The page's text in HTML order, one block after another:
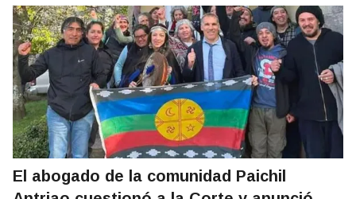
El abogado de la comunidad Paichil